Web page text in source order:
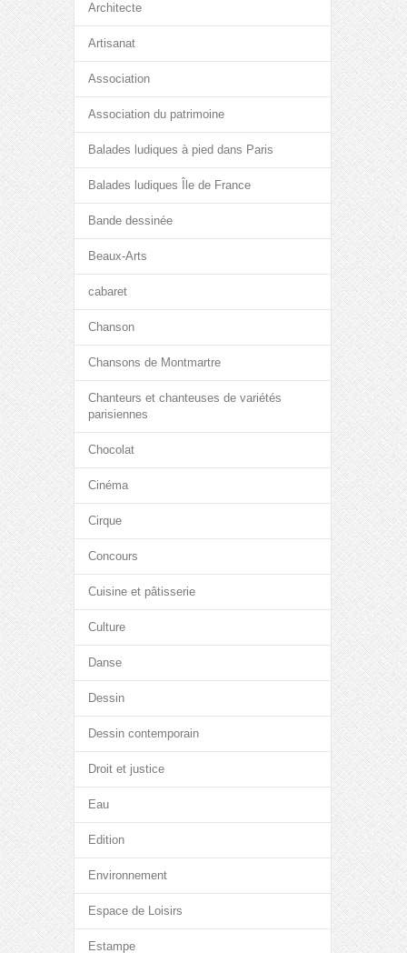
Architecte
Artisanat
Association
Association du patrimoine
Balades ludiques à pied dans Paris
Balades ludiques Île de France
Bande dessinée
Beaux-Arts
cabaret
Chanson
Chansons de Montmartre
Chanteurs et chanteuses de variétés
parisiennes
Chocolat
Cinéma
Cirque
Concours
Cuisine et pâtisserie
Culture
Danse
Dessin
Dessin contemporain
Droit et justice
Eau
Edition
Environnement
Espace de Loisirs
Estampe